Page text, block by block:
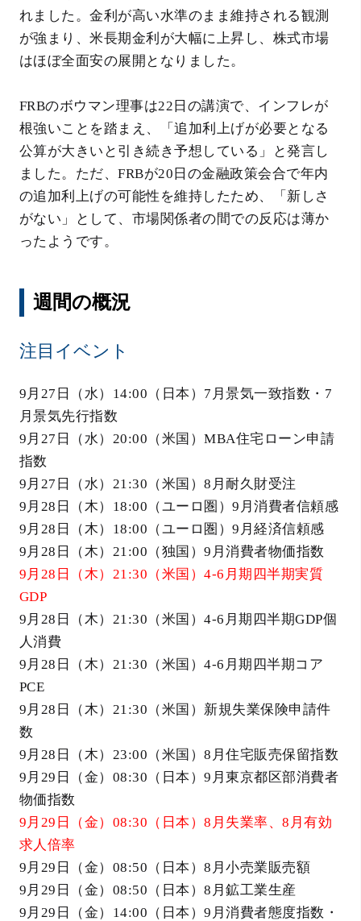
れました。金利が高い水準のまま維持される観測
が強まり、米長期金利が大幅に上昇し、株式市場
はほぼ全面安の展開となりました。
FRBのボウマン理事は22日の講演で、インフレが
根強いことを踏まえ、「追加利上げが必要となる
公算が大きいと引き続き予想している」と発言し
ました。ただ、FRBが20日の金融政策会合で年内
の追加利上げの可能性を維持したため、「新しさ
がない」として、市場関係者の間での反応は薄か
ったようです。
週間の概況
注目イベント
9月27日（水）14:00（日本）7月景気一致指数・7
月景気先行指数
9月27日（水）20:00（米国）MBA住宅ローン申請
指数
9月27日（水）21:30（米国）8月耐久財受注
9月28日（木）18:00（ユーロ圏）9月消費者信頼感
9月28日（木）18:00（ユーロ圏）9月経済信頼感
9月28日（木）21:00（独国）9月消費者物価指数
9月28日（木）21:30（米国）4-6月期四半期実質
GDP
9月28日（木）21:30（米国）4-6月期四半期GDP個
人消費
9月28日（木）21:30（米国）4-6月期四半期コア
PCE
9月28日（木）21:30（米国）新規失業保険申請件
数
9月28日（木）23:00（米国）8月住宅販売保留指数
9月29日（金）08:30（日本）9月東京都区部消費者
物価指数
9月29日（金）08:30（日本）8月失業率、8月有効
求人倍率
9月29日（金）08:50（日本）8月小売業販売額
9月29日（金）08:50（日本）8月鉱工業生産
9月29日（金）14:00（日本）9月消費者態度指数・